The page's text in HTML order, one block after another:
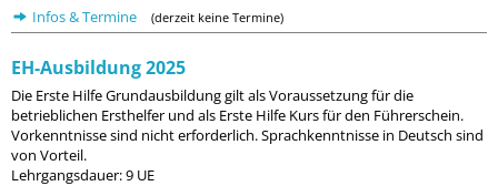
Infos & Termine
(derzeit keine Termine)
EH-Ausbildung 2025
Die Erste Hilfe Grundausbildung gilt als Voraussetzung für die
betrieblichen Ersthelfer und als Erste Hilfe Kurs für den Führerschein.
Vorkenntnisse sind nicht erforderlich. Sprachkenntnisse in Deutsch sind
von Vorteil.
Lehrgangsdauer: 9 UE